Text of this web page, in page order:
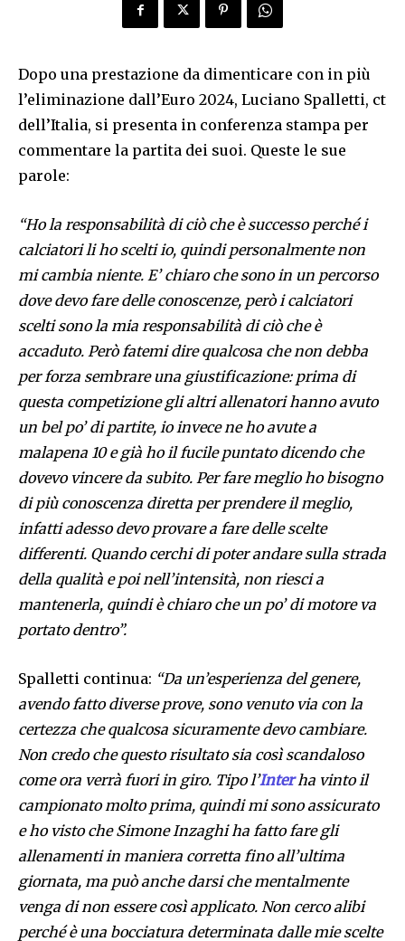
Dopo una prestazione da dimenticare con in più
l’eliminazione dall’Euro 2024, Luciano Spalletti, ct
dell’Italia, si presenta in conferenza stampa per
commentare la partita dei suoi. Queste le sue
parole:
“Ho la responsabilità di ciò che è successo perché i
calciatori li ho scelti io, quindi personalmente non
mi cambia niente. E’ chiaro che sono in un percorso
dove devo fare delle conoscenze, però i calciatori
scelti sono la mia responsabilità di ciò che è
accaduto. Però fatemi dire qualcosa che non debba
per forza sembrare una giustificazione: prima di
questa competizione gli altri allenatori hanno avuto
un bel po’ di partite, io invece ne ho avute a
malapena 10 e già ho il fucile puntato dicendo che
dovevo vincere da subito. Per fare meglio ho bisogno
di più conoscenza diretta per prendere il meglio,
infatti adesso devo provare a fare delle scelte
differenti. Quando cerchi di poter andare sulla strada
della qualità e poi nell’intensità, non riesci a
mantenerla, quindi è chiaro che un po’ di motore va
portato dentro”.
Spalletti continua: “Da un’esperienza del genere,
avendo fatto diverse prove, sono venuto via con la
certezza che qualcosa sicuramente devo cambiare.
Non credo che questo risultato sia così scandaloso
come ora verrà fuori in giro. Tipo l’Interha vinto il
campionato molto prima, quindi mi sono assicurato
e ho visto che Simone Inzaghi ha fatto fare gli
allenamenti in maniera corretta fino all’ultima
giornata, ma può anche darsi che mentalmente
venga di non essere così applicato. Non cerco alibi
perché è una bocciatura determinata dalle mie scelte